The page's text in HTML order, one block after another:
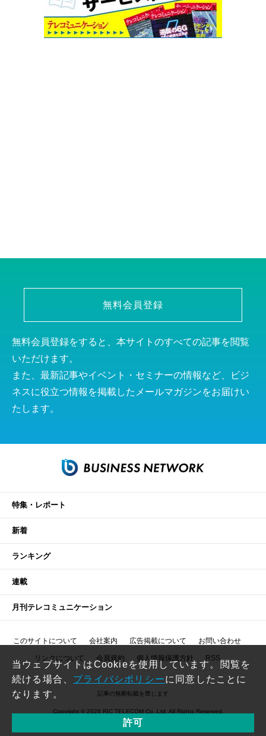
無料会員登録
無料会員登録をすると、本サイトのすべての記事を閲覧
いただけます。
また、最新記事やイベント・セミナーの情報など、ビジ
ネスに役立つ情報を掲載したメールマガジンをお届けい
たします。
特集・レポート
新着
ランキング
連載
月刊テレコミュニケーション
このサイトについて 会社案内 広告掲載について お問い合わせ
リンクについて 会員規約 個人情報保護方針 RSS
記事の無断転載を禁じます
Copyright © 2026 RIC TELECOM Co.,Ltd. All Rights Reserved.
当ウェブサイトはCookieを使用しています。閲覧を
続ける場合、 プライバシポリシーに同意したことに
なります。
許可